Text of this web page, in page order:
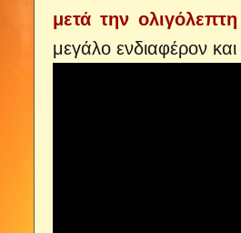
μετά την
μεγάλο ενδιαφέρον